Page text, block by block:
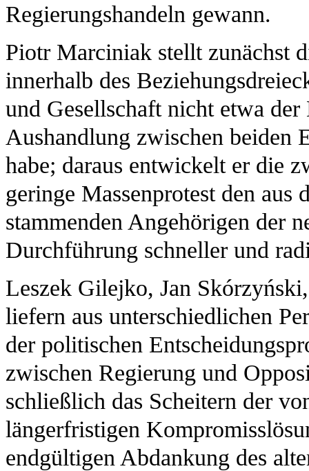
Regierungshandeln gewann.
Piotr Marciniak stellt zunächst
innerhalb des
und Gesellschaft nicht etwa
Aushandlung zwischen beiden
habe; daraus entwickelt er die
geringe Massenprotest den aus
stammenden Angehörigen der
Durchführung schneller und
Leszek Gilejko, Jan
liefern aus unterschiedlichen
der politischen
zwischen Regierung und
schließlich das Scheitern der
längerfristigen
endgültigen Abdankung des